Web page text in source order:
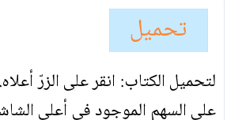
تحميل
لتحميل الكتاب: انقر على الزرّ
على السهم الموجود في أعلى